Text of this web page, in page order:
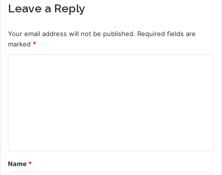
Leave a Reply
Your email address will not be published. Required fields are
marked *
t
*
Name *